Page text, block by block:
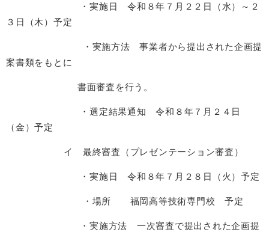
・実施日 令和８年７月２２日（水）～２
３日（木）予定
・実施方法 事業者から提出された企画提
案書類をもとに
書面審査を行う。
・選定結果通知 令和８年７月２４日
（金）予定
イ 最終審査（プレゼンテーション審査）
・実施日 令和８年７月２８日（火）予定
・場所 福岡高等技術専門校 予定
・実施方法 一次審査で提出された企画提